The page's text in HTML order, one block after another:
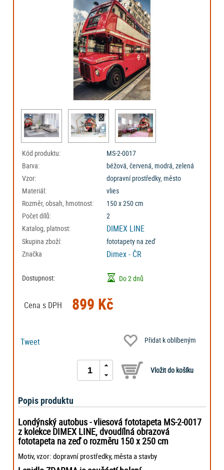
Kód produktu:
MS-2-0017
Barva:
béžová, červená, modrá, zelená
Vzor:
dopravní prostředky, město
Materiál:
vlies
Rozměr, obsah, hmotnost:
150 x 250 cm
Počet dílů:
2
Katalog, platnost:
DIMEX LINE
Skupina zboží:
fototapety na zeď
Značka
Dimex - ČR
Dostupnost: Do 2 dnů
Cena s DPH 899 Kč
Tweet Přidat k oblíbeným
Popis produktu
Londýnský autobus - vliesová fototapeta MS-2-0017
z kolekce DIMEX LINE, dvoudílná obrazová
fototapeta na zeď o rozměru 150 x 250 cm
Motiv, vzor: dopravní prostředky, města a stavby